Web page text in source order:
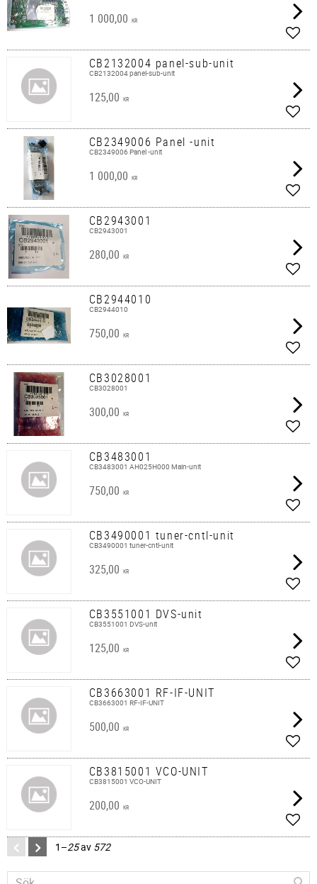
1 000,00 KR
CB2132004 panel-sub-unit
CB2132004 panel-sub-unit
125,00 KR
CB2349006 Panel -unit
CB2349006 Panel -unit
1 000,00 KR
CB2943001
CB2943001
280,00 KR
CB2944010
CB2944010
750,00 KR
CB3028001
CB3028001
300,00 KR
CB3483001
CB3483001 AH025H000 Main-unit
750,00 KR
CB3490001 tuner-cntl-unit
CB3490001 tuner-cntl-unit
325,00 KR
CB3551001 DVS-unit
CB3551001 DVS-unit
125,00 KR
CB3663001 RF-IF-UNIT
CB3663001 RF-IF-UNIT
500,00 KR
CB3815001 VCO-UNIT
CB3815001 VCO-UNIT
200,00 KR
1–25av 572